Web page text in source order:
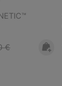
price:
€